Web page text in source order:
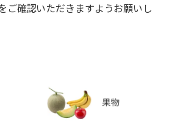
ご確認いただきますようお願いし